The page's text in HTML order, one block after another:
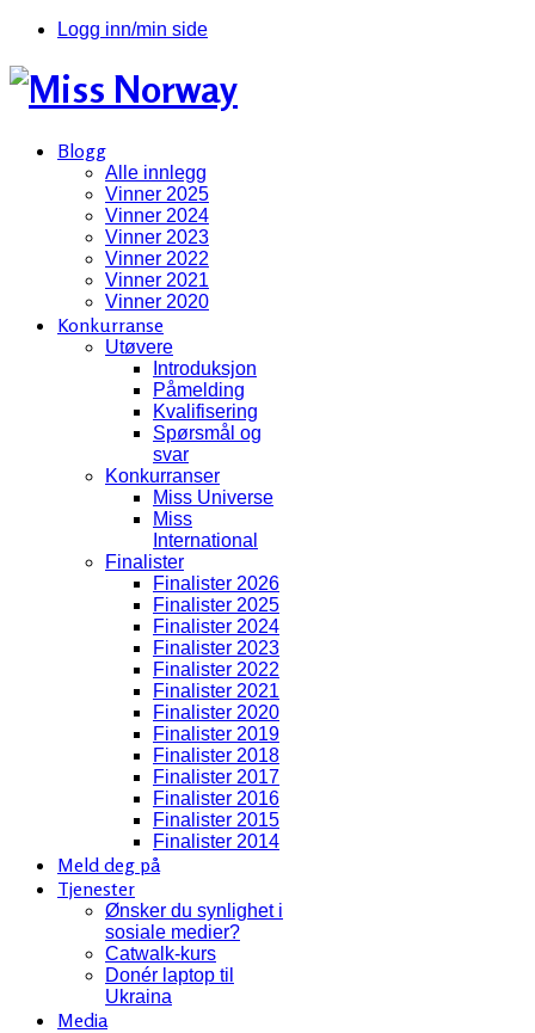
Logg inn/min side
Blogg
Alle innlegg
Vinner 2025
Vinner 2024
Vinner 2023
Vinner 2022
Vinner 2021
Vinner 2020
Konkurranse
Utøvere
Introduksjon
Påmelding
Kvalifisering
Spørsmål og
svar
Konkurranser
Miss Universe
Miss
International
Finalister
Finalister 2026
Finalister 2025
Finalister 2024
Finalister 2023
Finalister 2022
Finalister 2021
Finalister 2020
Finalister 2019
Finalister 2018
Finalister 2017
Finalister 2016
Finalister 2015
Finalister 2014
Meld deg på
Tjenester
Ønsker du synlighet i
sosiale medier?
Catwalk-kurs
Donér laptop til
Ukraina
Media